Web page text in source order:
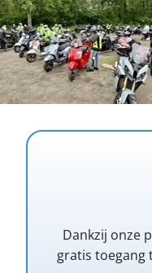
Dankzij onze
gratis toegang